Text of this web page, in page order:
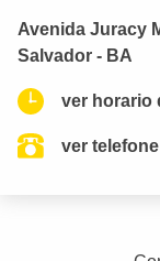
Avenida Juracy
Salvador - BA
ver horario
ver telefone